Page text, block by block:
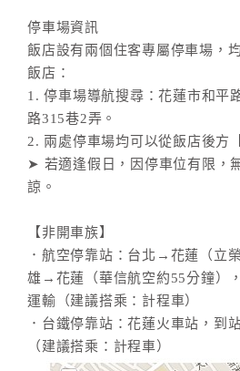
停車場資訊
飯店設有兩個住客專屬停車場，
飯店：
1. 停車場導航搜尋：花蓮市和平
路315巷2弄。
2. 兩處停車場均可以從飯店後方
➤ 若適逢假日，因停車位有限，
諒。
【非開車族】
．航空停靠站：台北→花蓮（立
雄→花蓮（華信航空約55分鐘）
運輸（建議搭乘：計程車）
．台鐵停靠站：花蓮火車站，到
（建議搭乘：計程車）